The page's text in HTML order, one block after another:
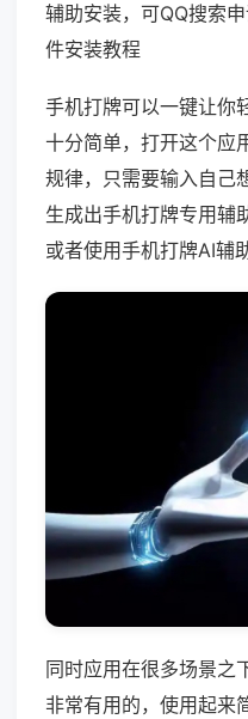
辅助安装，可QQ搜索
件安装教程
手机打牌可以一键让你
十分简单，打开这个应
规律，只需要输入自己
生成出手机打牌专用辅
或者使用手机打牌AI辅
同时应用在很多场景之
非常有用的，使用起来